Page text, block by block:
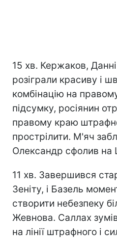
15 хв. Кержаков, Данні
розіграли красиву і
комбінацію на
підсумку, росіянин
правому краю
прострілити. М'яч
Олександр сфолив на
11 хв. Завершився
Зеніту, і Базель
створити небезпеку
Жевнова. Саллах
на лінії штрафного і